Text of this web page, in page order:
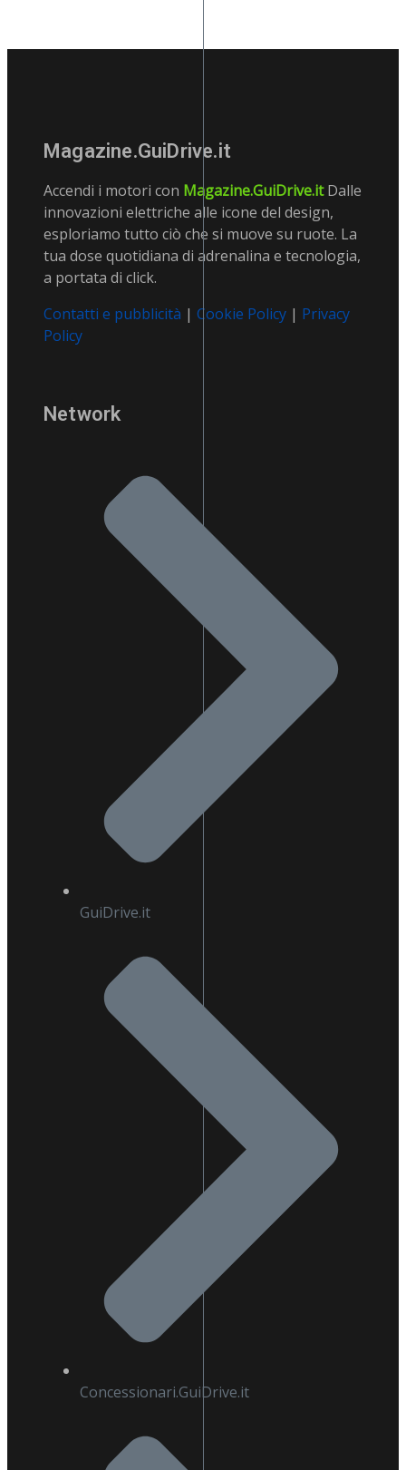
Magazine.GuiDrive.it
Accendi i motori con Magazine.GuiDrive.itDalle
innovazioni elettriche alle icone del design,
esploriamo tutto ciò che si muove su ruote. La
tua dose quotidiana di adrenalina e tecnologia,
a portata di click.
Contatti e pubblicità | Cookie Policy | Privacy
Policy
Network
GuiDrive.it
Concessionari.GuiDrive.it